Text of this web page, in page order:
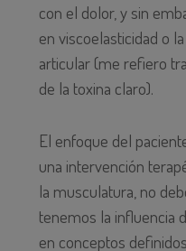
con el dolor, y sin
en viscoelasticidad o
articular (me refiero
de la toxina claro).
El enfoque del
una intervención
la musculatura, no
tenemos la influencia
en conceptos